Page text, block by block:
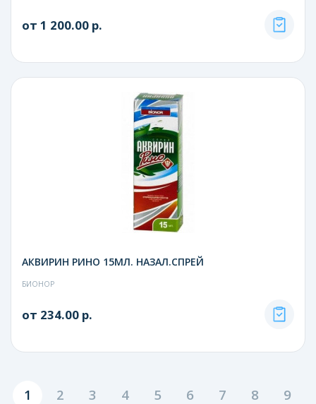
от 1 200.00 р.
АКВИРИН РИНО 15МЛ. НАЗАЛ.СПРЕЙ
БИОНОР
от 234.00 р.
1 2 3 4 5 6 7 8 9